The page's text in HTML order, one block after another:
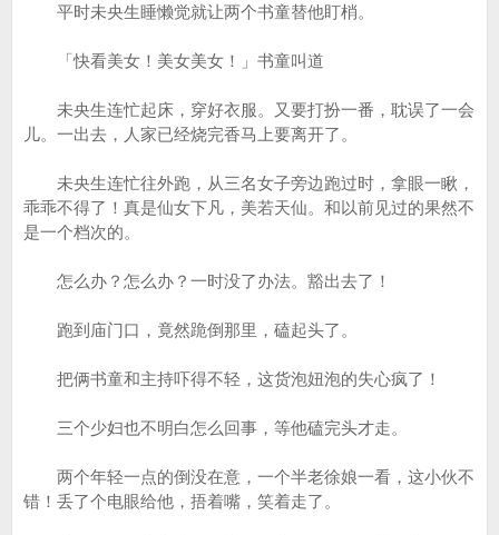
平时未央生睡懒觉就让两个书童替他盯梢。
「快看美女！美女美女！」书童叫道
未央生连忙起床，穿好衣服。又要打扮一番，耽误了一会
儿。一出去，人家已经烧完香马上要离开了。
未央生连忙往外跑，从三名女子旁边跑过时，拿眼一瞅，
乖乖不得了！真是仙女下凡，美若天仙。和以前见过的果然不
是一个档次的。
怎么办？怎么办？一时没了办法。豁出去了！
跑到庙门口，竟然跪倒那里，磕起头了。
把俩书童和主持吓得不轻，这货泡妞泡的失心疯了！
三个少妇也不明白怎么回事，等他磕完头才走。
两个年轻一点的倒没在意，一个半老徐娘一看，这小伙不
错！丢了个电眼给他，捂着嘴，笑着走了。